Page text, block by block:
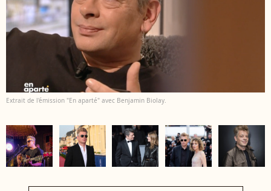
Extrait de l'émission "En aparté" avec Benjamin Biolay.